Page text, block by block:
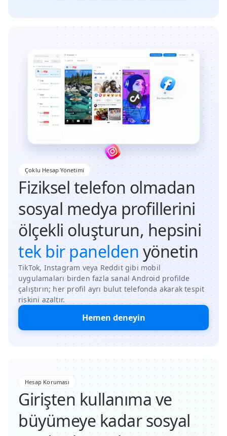
Çoklu Hesap Yönetimi
Fiziksel telefon olmadan
sosyal medya profillerini
ölçekli oluşturun, hepsini
tek bir panelden yönetin
TikTok, Instagram veya Reddit gibi mobil
uygulamaları birden fazla sanal Android profilde
çalıştırın; her profil ayrı bulut telefonda akarak tespit
riskini azaltır.
Hemen deneyin
Hesap Koruması
Girişten kullanıma ve
büyümeye kadar sosyal